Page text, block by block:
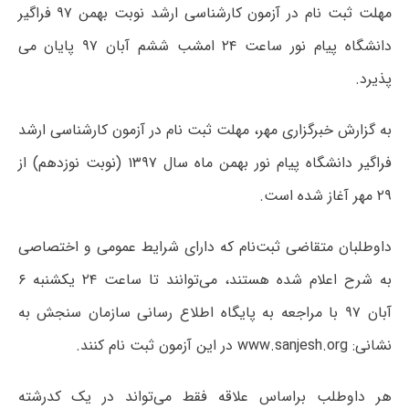
مهلت ثبت نام در آزمون کارشناسی ارشد نوبت بهمن ۹۷ فراگیر
دانشگاه پیام نور ساعت ۲۴ امشب ششم آبان ۹۷ پایان می
پذیرد.
به گزارش خبرگزاری مهر، مهلت ثبت نام در آزمون کارشناسی ارشد
فراگیر دانشگاه پیام نور بهمن ماه سال ۱۳۹۷ (نوبت نوزدهم) از
۲۹ مهر آغاز شده است.
داوطلبان متقاضی ثبت‌نام که دارای شرایط عمومی و اختصاصی
به شرح اعلام شده هستند، می‌توانند تا ساعت ۲۴ یکشنبه ۶
آبان ۹۷ با مراجعه به پایگاه اطلاع رسانی سازمان سنجش به
نشانی: www.sanjesh.org در این آزمون ثبت نام کنند.
هر داوطلب ‌براساس ‌علاقه ‌فقط می‌تواند در یک کدرشته‌